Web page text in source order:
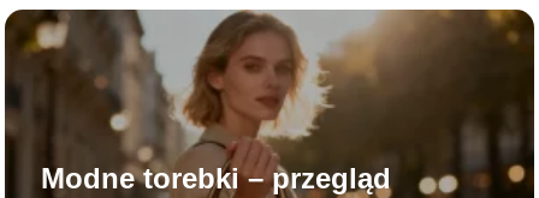
Modne torebki – przegląd